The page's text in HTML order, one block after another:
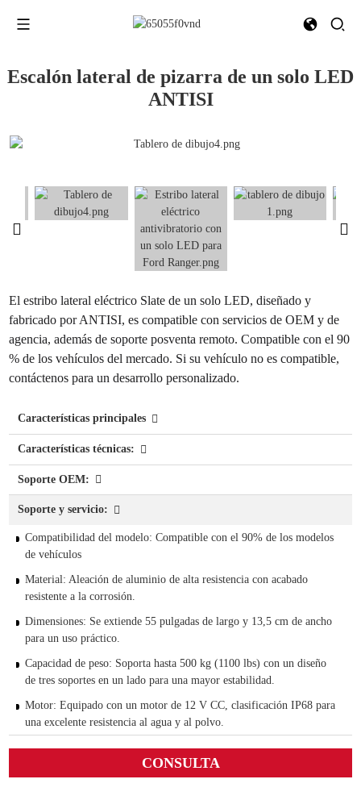
Escalón lateral de pizarra de un solo LED
ANTISI
El estribo lateral eléctrico Slate de un solo LED, diseñado y
fabricado por ANTISI, es compatible con servicios de OEM y de
agencia, además de soporte posventa remoto. Compatible con el 90
% de los vehículos del mercado. Si su vehículo no es compatible,
contáctenos para un desarrollo personalizado.
Características principales
Características técnicas:
Soporte OEM:
Soporte y servicio:
Compatibilidad del modelo: Compatible con el 90% de los modelos
de vehículos
Material: Aleación de aluminio de alta resistencia con acabado
resistente a la corrosión.
Dimensiones: Se extiende 55 pulgadas de largo y 13,5 cm de ancho
para un uso práctico.
Capacidad de peso: Soporta hasta 500 kg (1100 lbs) con un diseño
de tres soportes en un lado para una mayor estabilidad.
Motor: Equipado con un motor de 12 V CC, clasificación IP68 para
una excelente resistencia al agua y al polvo.
CONSULTA